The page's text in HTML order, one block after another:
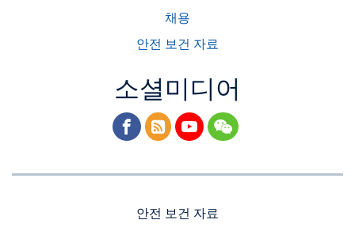
채용
안전 보건 자료
소셜미디어
facebook
rss youtubewechat
안전 보건 자료